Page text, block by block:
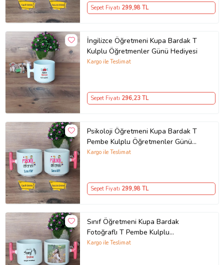
Sepet Fiyatı 299,98 TL
İngilizce Öğretmeni Kupa Bardak T
Kulplu Öğretmenler Günü Hediyesi
Kargo ile Teslimat
Sepet Fiyatı 296,23 TL
Psikoloji Öğretmeni Kupa Bardak T
Pembe Kulplu Öğretmenler Günü
Hediyesi
Kargo ile Teslimat
Sepet Fiyatı 299,98 TL
Sınıf Öğretmeni Kupa Bardak
Fotoğraflı T Pembe Kulplu
Öğretmenler Günü Sınıf
Kargo ile Teslimat